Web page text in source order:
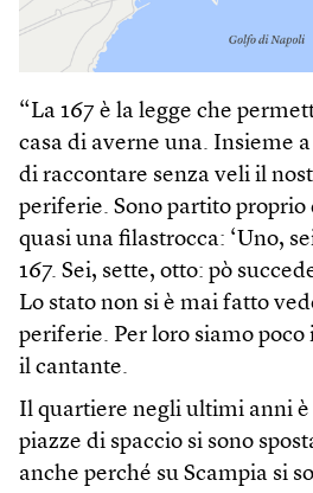
“La 167 è la legge che
casa di averne una. Insieme
di raccontare senza veli il
periferie. Sono partito
quasi una filastrocca: ‘Uno,
167. Sei, sette, otto: pò
Lo stato non si è mai fatto
periferie. Per loro siamo poco
il cantante.
Il quartiere negli ultimi anni
piazze di spaccio si sono
anche perché su Scampia si